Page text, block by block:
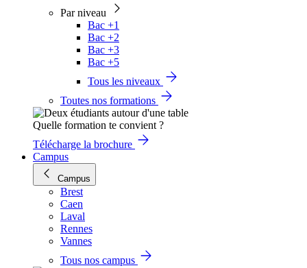
Par niveau
Bac +1
Bac +2
Bac +3
Bac +5
Tous les niveaux
Toutes nos formations
Quelle formation te convient ?
Télécharge la brochure
Campus
Campus
Brest
Caen
Laval
Rennes
Vannes
Tous nos campus